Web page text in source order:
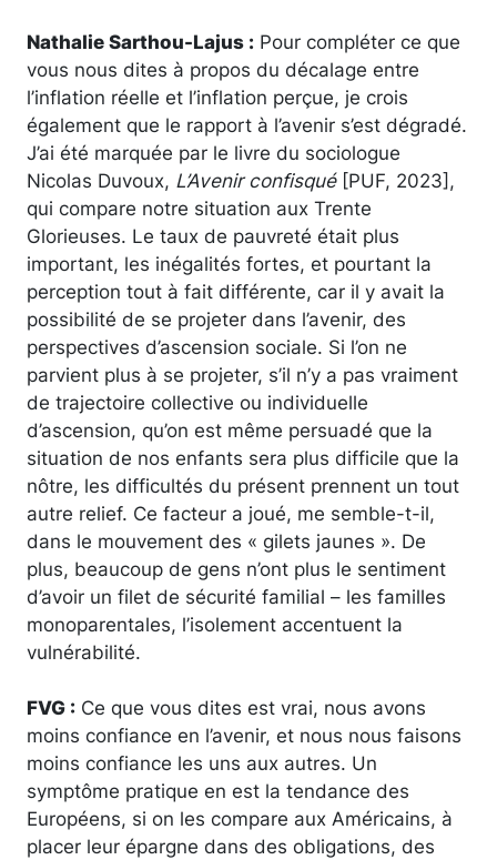
Nathalie Sarthou-Lajus : Pour compléter ce que
vous nous dites à propos du décalage entre
l’inflation réelle et l’inflation perçue, je crois
également que le rapport à l’avenir s’est dégradé.
J’ai été marquée par le livre du sociologue
Nicolas Duvoux, L’Avenir confisqué[PUF, 2023],
qui compare notre situation aux Trente
Glorieuses. Le taux de pauvreté était plus
important, les inégalités fortes, et pourtant la
perception tout à fait différente, car il y avait la
possibilité de se projeter dans l’avenir, des
perspectives d’ascension sociale. Si l’on ne
parvient plus à se projeter, s’il n’y a pas vraiment
de trajectoire collective ou individuelle
d’ascension, qu’on est même persuadé que la
situation de nos enfants sera plus difficile que la
nôtre, les difficultés du présent prennent un tout
autre relief. Ce facteur a joué, me semble-t-il,
dans le mouvement des « gilets jaunes ». De
plus, beaucoup de gens n’ont plus le sentiment
d’avoir un filet de sécurité familial – les familles
monoparentales, l’isolement accentuent la
vulnérabilité.
FVG : Ce que vous dites est vrai, nous avons
moins confiance en l’avenir, et nous nous faisons
moins confiance les uns aux autres. Un
symptôme pratique en est la tendance des
Européens, si on les compare aux Américains, à
placer leur épargne dans des obligations, des